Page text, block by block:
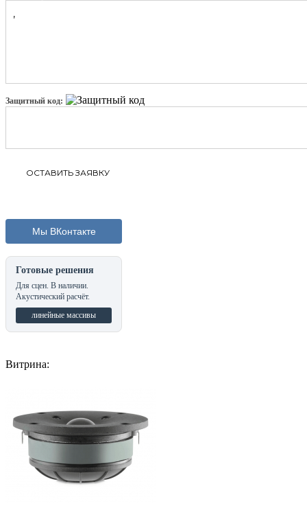
Защитный код:
Мы ВКонтакте
Готовые решения
Для сцен. В наличии.
Акустический расчёт.
линейные массивы
Витрина: